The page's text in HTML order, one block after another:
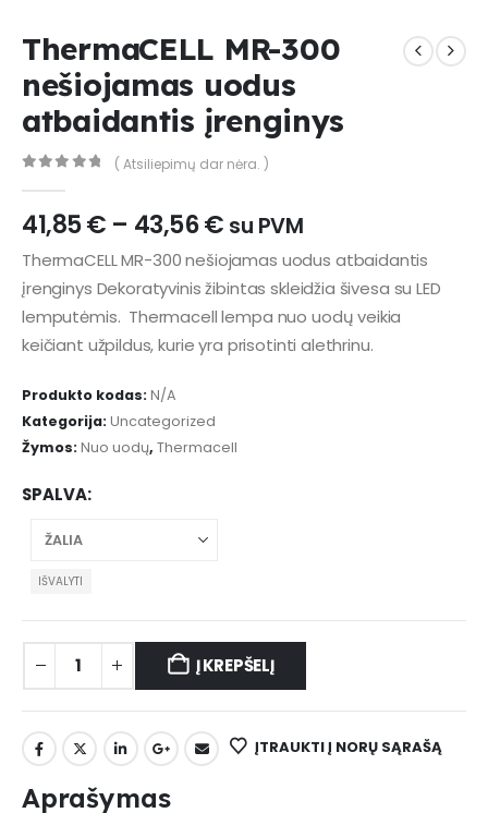
ThermaCELL MR-300
nešiojamas uodus
atbaidantis įrenginys
( Atsiliepimų dar nėra. )
41,85€ – 43,56€Price
range:
41,85 €
through
43,56 €
su PVM
ThermaCELL MR-300 nešiojamas uodus atbaidantis
įrenginys Dekoratyvinis žibintas skleidžia šivesa su LED
lemputėmis. Thermacell lempa nuo uodų veikia
keičiant užpildus, kurie yra prisotinti alethrinu.
Produkto kodas: N/A
Kategorija: Uncategorized
Žymos: Nuo uodų, Thermacell
SPALVA
IŠVALYTI
Į KREPŠELĮ
ĮTRAUKTI Į NORŲ SĄRAŠĄ
Aprašymas